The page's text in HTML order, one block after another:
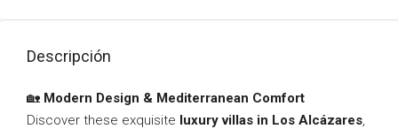
Descripción
🏡 Modern Design & Mediterranean Comfort
Discover these exquisite luxury villas in Los Alcázares,